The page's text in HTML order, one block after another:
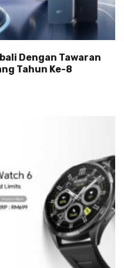
Dengan Tawaran
Tahun Ke-8